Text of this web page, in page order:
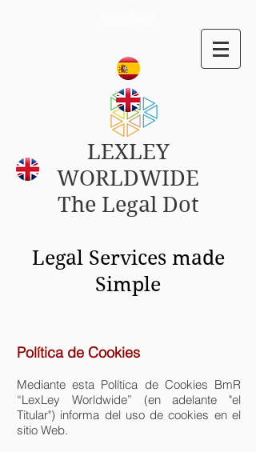
LEXLEY
WORLDWIDE
The Legal Dot
Legal Services made
Simple
Política de Cookies
Mediante esta Política de Cookies BmR
“LexLey Worldwide” (en adelante "el
Titular") informa del uso de cookies en el
sitio Web.